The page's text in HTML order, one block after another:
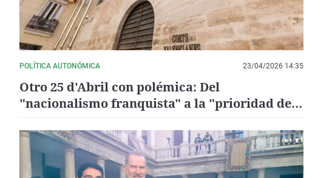
POLÍTICA AUTONÓMICA 23/04/2026 14:35
Otro 25 d'Abril con polémica: Del
"nacionalismo franquista" a la "prioridad de